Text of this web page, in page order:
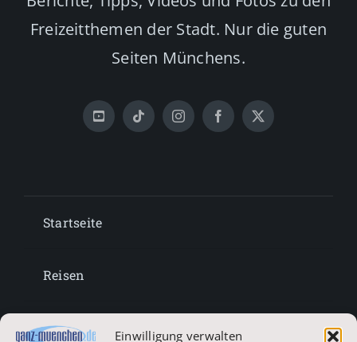
Einwilligung verwalten
Freizeitthemen der Stadt. Nur die guten
Seiten Münchens.
Startseite
Reisen
Lifestyle